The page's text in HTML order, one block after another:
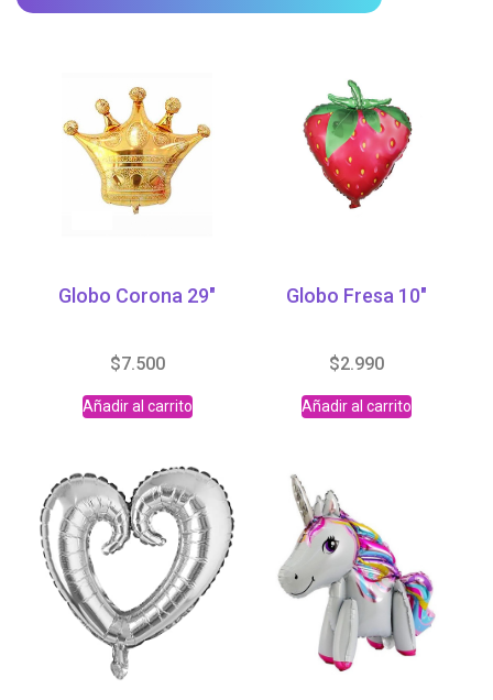
Globo Corona 29″
$7.500
Añadir al carrito
Globo Fresa 10″
$2.990
Añadir al carrito